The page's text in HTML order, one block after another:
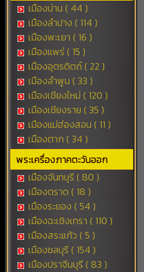
เมืองน่าน ( 44 )
เมืองลำปาง ( 114 )
เมืองพะเยา ( 16 )
เมืองแพร่ ( 15 )
เมืองอุตรดิตถ์ ( 22 )
เมืองลำพูน ( 33 )
เมืองเชียงใหม่ ( 120 )
เมืองเชียงราย ( 35 )
เมืองแม่ฮ่องสอน ( 11 )
เมืองตาก ( 34 )
พระเครื่องภาคตะวันออก
เมืองจันทบุรี ( 80 )
เมืองตราด ( 18 )
เมืองระยอง ( 54 )
เมืองฉะเชิงเทรา ( 110 )
เมืองสระแก้ว ( 5 )
เมืองชลบุรี ( 154 )
เมืองปราจีนบุรี ( 83 )